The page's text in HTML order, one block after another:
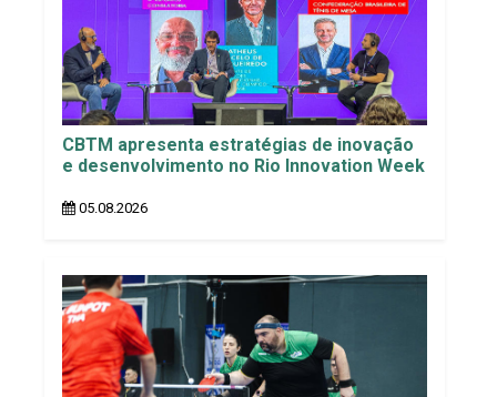
CBTM apresenta estratégias de inovação
e desenvolvimento no Rio Innovation Week
05.08.2026